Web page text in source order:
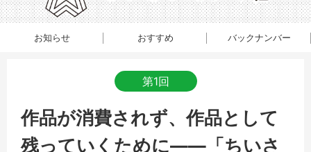
お知らせ おすすめ バックナンバー
第1回
作品が消費されず、作品として
残っていくために――「ちいさ